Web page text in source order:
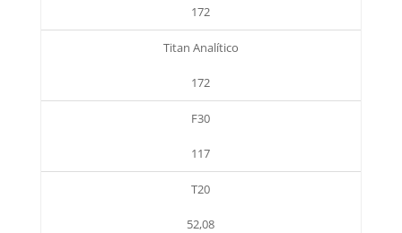
172
Titan Analítico
172
F30
117
T20
52,08